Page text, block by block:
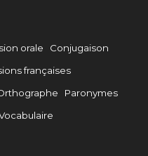
orale
Conjugaison
françaises
Paronymes